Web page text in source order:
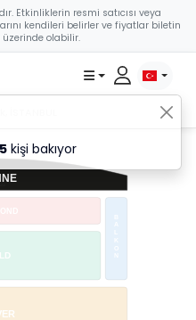
Etkinliklerin resmi satıcısı veya
kendileri belirler ve fiyatlar biletin
olabilir.
A
K
kişi bakıyor